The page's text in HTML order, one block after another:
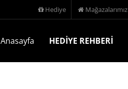
Hediye Mağazalarımız
Anasayfa HEDİYE REHBERİ